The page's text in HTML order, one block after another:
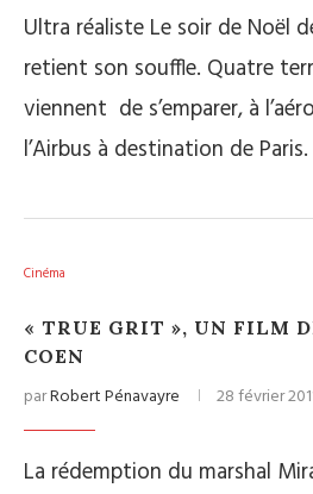
Ultra réaliste Le soir de Noël
retient son souffle. Quatre
viennent de s’emparer, à
l’Airbus à destination de
Cinéma
« TRUE GRIT », UN FILM
COEN
parRobert Pénavayre 28 février
La rédemption du marshal